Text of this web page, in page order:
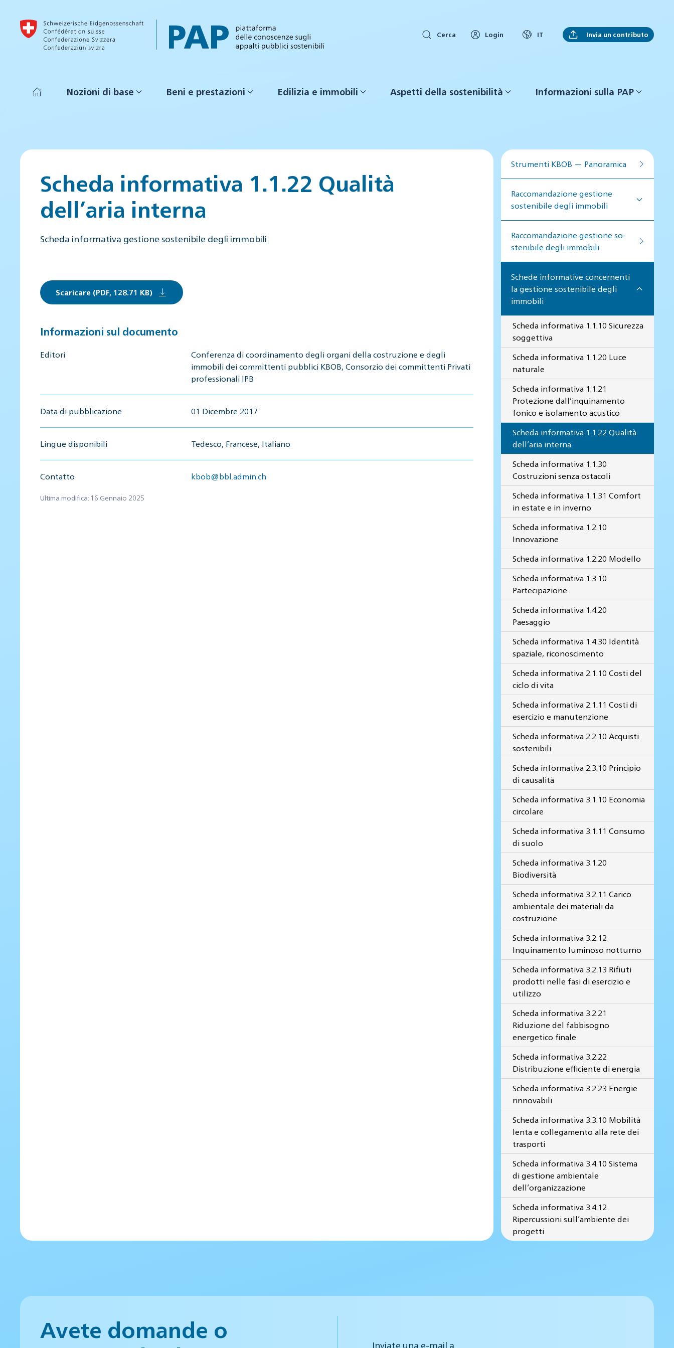
Skip to main content
Cerca Login IT Invia un contributo
Nozioni di base Beni e prestazioni Edilizia e immobili Aspetti della sostenibilità Informazioni sulla PAP
Scheda informativa 1.1.22 Qualità
dell’aria interna
Scheda informativa gestione sostenibile degli immobili
Scaricare (PDF, 128.71 KB)
Informazioni sul documento
Editori
Conferenza di coordinamento degli organi della costruzione e degli
immobili dei committenti pubblici KBOB, Consorzio dei committenti Privati
professionali IPB
Data di pubblicazione 01 Dicembre 2017
Lingue disponibili Tedesco, Francese, Italiano
Contatto kbob@bbl.admin.ch
Ultima modifica: 16 Gennaio 2025
Strumenti KBOB — Panoramica
Raccomandazione gestione
sostenibile degli immobili
Raccomandazione gestione so­
ste­ni­bi­le de­gli im­mo­bi­li
Schede informative concernenti
la gestione sostenibile degli
immobili
Scheda informativa 1.1.10 Sicurezza
soggettiva
Scheda informativa 1.1.20 Luce
naturale
Scheda informativa 1.1.21
Protezione dall’inquinamento
fonico e isolamento acustico
Scheda informativa 1.1.22 Qualità
dell’aria interna
Scheda informativa 1.1.30
Costruzioni senza ostacoli
Scheda informativa 1.1.31 Comfort
in estate e in inverno
Scheda informativa 1.2.10
Innovazione
Scheda informativa 1.2.20 Modello
Scheda informativa 1.3.10
Partecipazione
Scheda informativa 1.4.20
Paesaggio
Scheda informativa 1.4.30 Identità
spaziale, riconoscimento
Scheda informativa 2.1.10 Costi del
ciclo di vita
Scheda informativa 2.1.11 Costi di
esercizio e manutenzione
Scheda informativa 2.2.10 Acquisti
sostenibili
Scheda informativa 2.3.10 Principio
di causalità
Scheda informativa 3.1.10 Economia
circolare
Scheda informativa 3.1.11 Consumo
di suolo
Scheda informativa 3.1.20
Biodiversità
Scheda informativa 3.2.11 Carico
ambientale dei materiali da
costruzione
Scheda informativa 3.2.12
Inquinamento luminoso notturno
Scheda informativa 3.2.13 Rifiuti
prodotti nelle fasi di esercizio e
utilizzo
Scheda informativa 3.2.21
Riduzione del fabbisogno
energetico finale
Scheda informativa 3.2.22
Distribuzione efficiente di energia
Scheda informativa 3.2.23 Energie
rinnovabili
Scheda informativa 3.3.10 Mobilità
lenta e collegamento alla rete dei
trasporti
Scheda informativa 3.4.10 Sistema
di gestione ambientale
dell’organizzazione
Scheda informativa 3.4.12
Ripercussioni sull’ambiente dei
progetti
Avete domande o
Inviate una e-mail a